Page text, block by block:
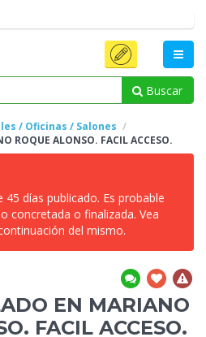
Buscar
/ Oficinas / Salones
ROQUE ALONSO. FACIL ACCESO.
45 días publicado. Es probable
concretada o finalizada. Vea
del mismo.
EN MARIANO
FACIL ACCESO.